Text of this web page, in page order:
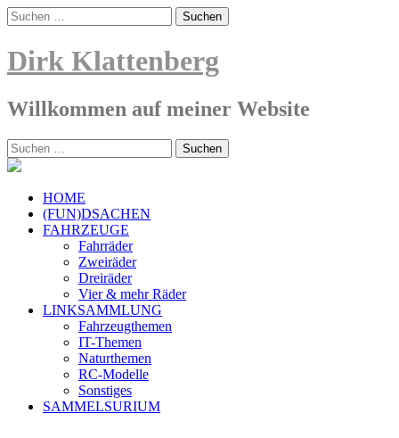
Skip
to
Suche
nach:
Dirk Klattenberg
Willkommen auf meiner Website
Suche
nach:
HOME
(FUN)DSACHEN
FAHRZEUGE
Fahrräder
Zweiräder
Dreiräder
Vier & mehr Räder
LINKSAMMLUNG
Fahrzeugthemen
IT-Themen
Naturthemen
RC-Modelle
Sonstiges
SAMMELSURIUM